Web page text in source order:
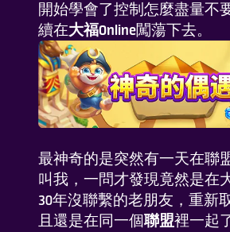
開始學會了控制怎麼盡量不
續在大福Online闖蕩下去。
最神奇的是突然有一天在聯
叫我，一問才發現竟然是在
30年沒聯繫的老朋友，重新
且還是在同一個聯盟裡一起